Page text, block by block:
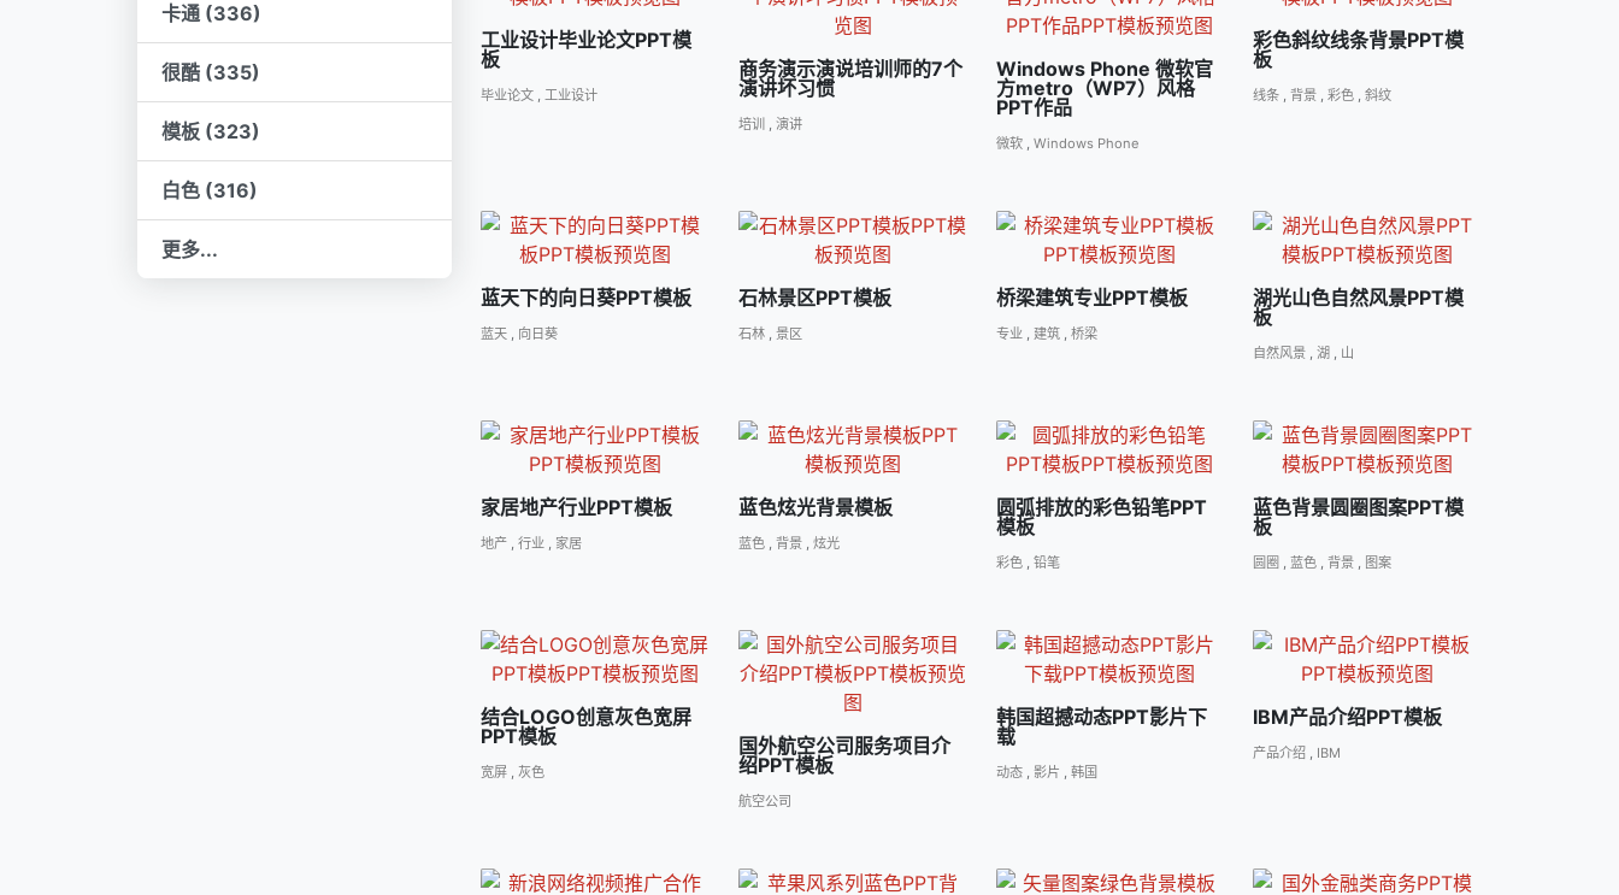
卡通 (336)
很酷 (335)
模板 (323)
白色 (316)
更多...
工业设计毕业论文PPT模
板
毕业论文 , 工业设计
商务演示演说培训师的7个
演讲坏习惯
培训 , 演讲
Windows Phone 微软官
方metro（WP7）风格
PPT作品
微软, Windows Phone
彩色斜纹线条背景PPT模
板
线条 ,背景 ,彩色 ,斜纹
蓝天下的向日葵PPT模板
蓝天 , 向日葵
石林景区PPT模板
石林, 景区
桥梁建筑专业PPT模板
专业, 建筑, 桥梁
湖光山色自然风景PPT模
板
自然风景 ,湖 , 山
家居地产行业PPT模板
地产 , 行业 , 家居
蓝色炫光背景模板
蓝色, 背景, 炫光
圆弧排放的彩色铅笔PPT
模板
彩色, 铅笔
蓝色背景圆圈图案PPT模
板
圆圈 ,蓝色 ,背景 , 图案
结合LOGO创意灰色宽屏
PPT模板
宽屏 , 灰色
国外航空公司服务项目介
绍PPT模板
航空公司
韩国超撼动态PPT影片下
载
动态, 影片 , 韩国
IBM产品介绍PPT模板
产品介绍 , IBM